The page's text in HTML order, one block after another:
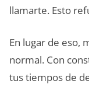
llamarte. Esto
En lugar de eso,
normal. Con
tus tiempos de